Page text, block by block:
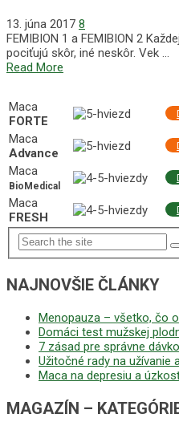
13. júna 2017 8
FEMIBION 1 a FEMIBION 2
pociťujú skôr, iné neskôr. Vek …
Read More
Maca
FORTE
Maca
Advance
Maca
BioMedical
Maca
FRESH
NAJNOVŠIE ČLÁNKY
Menopauza – všetko, čo
Domáci test mužskej
7 zásad pre správne
Užitočné rady na užívanie
Maca na depresiu a
MAGAZÍN –